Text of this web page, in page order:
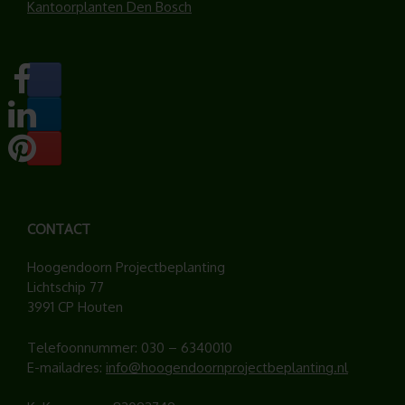
Kantoorplanten Den Bosch
CONTACT
Hoogendoorn Projectbeplanting
Lichtschip 77
3991 CP Houten
Telefoonnummer: 030 – 6340010
E-mailadres: info@hoogendoornprojectbeplanting.nl